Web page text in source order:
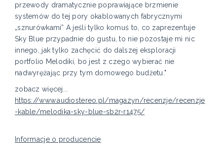
przewody dramatycznie poprawiające brzmienie
systemów do tej pory okablowanych fabrycznymi
„sznurówkami” A jeśli tylko komuś to, co zaprezentuje
Sky Blue przypadnie do gustu, to nie pozostaje mi nic
innego, jak tylko zachęcić do dalszej eksploracji
portfolio Melodiki, bo jest z czego wybierać nie
nadwyrężając przy tym domowego budżetu."
zobacz więcej...
https://www.audiostereo.pl/magazyn/recenzje/recenzje
-kable/melodika-sky-blue-sb2r-r1475/
Informacje o producencie